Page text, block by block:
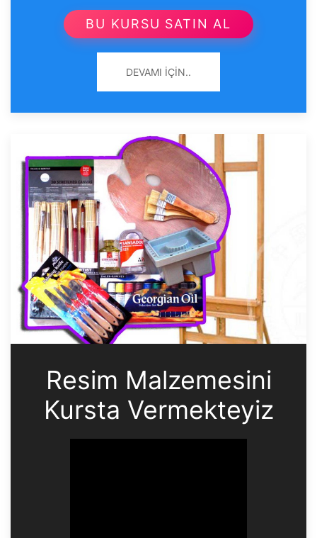
BU KURSU SATIN AL
DEVAMI İÇIN..
Resim Malzemesini
Kursta Vermekteyiz